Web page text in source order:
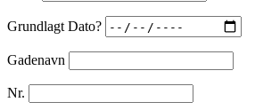
Grundlagt Dato?
Gadenavn
Nr.